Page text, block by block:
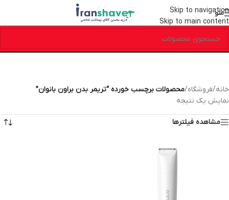
Skip to navigation
Skip to main content
منو
خانه/فروشگاه/محصولات برچسب خورده “تریمر بدن براون بانوان”
نمایش یک نتیجه
مشاهده فیلترها